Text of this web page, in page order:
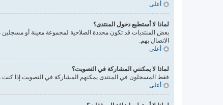
أعلى
لماذا لا أستطيع دخول المنتدى؟
بعض المنتديات قد تكون محددة الصلاحية لمجموعة معينة أو
الاتصال بهم.
أعلى
لماذا لا يمكنني المشاركة في التصويت؟
فقط المسجلون في المنتدى يمكنهم المشاركة في التصويت إذا
أعلى